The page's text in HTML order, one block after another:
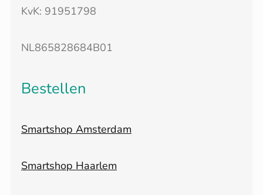
KvK: 91951798
NL865828684B01
Bestellen
Smartshop Amsterdam
Smartshop Haarlem